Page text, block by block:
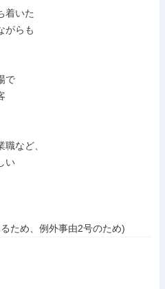
着いた
がらも
で
など、
い
ため、例外事由2号のため)